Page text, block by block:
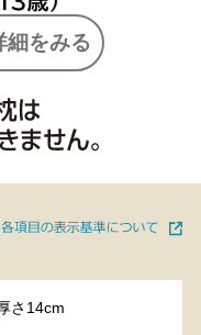
細をみる
さ14cm